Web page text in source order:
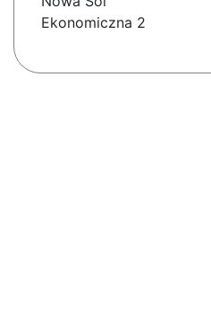
Ekonomiczna 2